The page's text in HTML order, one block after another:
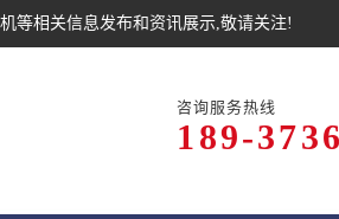
等相关信息发布和资讯展示,敬请关注!
咨询服务热线
189-